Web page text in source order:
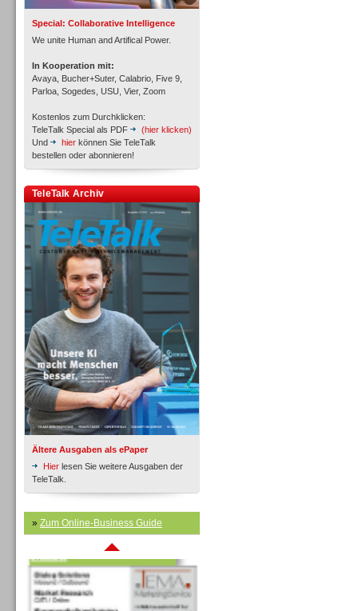
Special: Collaborative Intelligence
We unite Human and Artifical Power.
In Kooperation mit:
Avaya, Bucher+Suter, Calabrio, Five 9,
Parloa, Sogedes, USU, Vier, Zoom
Kostenlos zum Durchklicken:
TeleTalk Special als PDF
(hier klicken)
Und
hier können Sie TeleTalk
bestellen oder abonnieren!
TeleTalk Archiv
Ältere Ausgaben als ePaper
Hier lesen Sie weitere Ausgaben der
TeleTalk.
» Zum Online-Business Guide
Inbound
Inbound
Inbound